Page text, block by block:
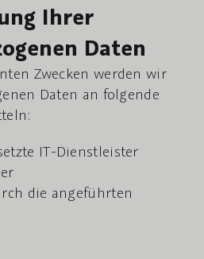
Ihrer
Daten
Zwecken werden wir
Daten an folgende
IT-Dienstleister
die angeführten